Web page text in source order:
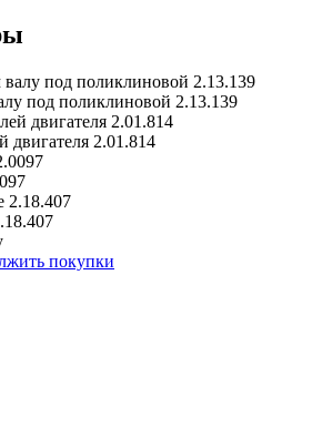
под поликлиновой 2.13.139
двигателя 2.01.814
покупки